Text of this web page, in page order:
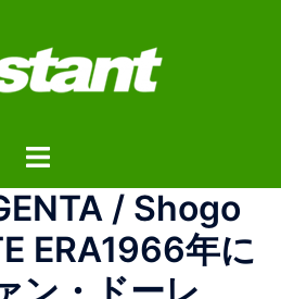
ト
ル
メ
ニ
ュ
/ Shogo
ERA1966年に